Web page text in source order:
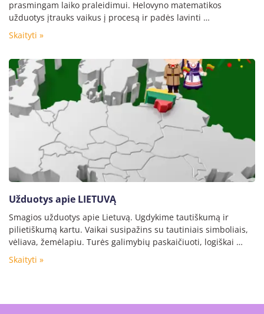
prasmingam laiko praleidimui. Helovyno matematikos
užduotys įtrauks vaikus į procesą ir padės lavinti …
Skaityti »
Užduotys apie LIETUVĄ
Smagios užduotys apie Lietuvą. Ugdykime tautiškumą ir
pilietiškumą kartu. Vaikai susipažins su tautiniais simboliais,
vėliava, žemėlapiu. Turės galimybių paskaičiuoti, logiškai …
Skaityti »